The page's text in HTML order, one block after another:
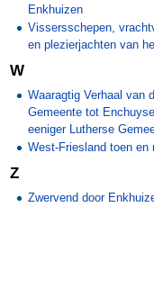
Enkhuizen
Vissersschepen,
en plezierjachten van
W
Waaragtig Verhaal van
Gemeente tot
eeniger Lutherse
West-Friesland toen en
Z
Zwervend door